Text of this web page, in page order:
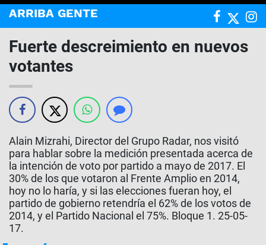
ARRIBA GENTE
Fuerte descreimiento en nuevos
votantes
Alain Mizrahi, Director del Grupo Radar, nos visitó
para hablar sobre la medición presentada acerca de
la intención de voto por partido a mayo de 2017. El
30% de los que votaron al Frente Amplio en 2014,
hoy no lo haría, y si las elecciones fueran hoy, el
partido de gobierno retendría el 62% de los votos de
2014, y el Partido Nacional el 75%. Bloque 1. 25-05-
17.